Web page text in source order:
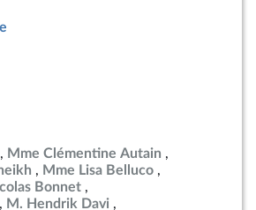
Mme Clémentine Autain
Mme Lisa Belluco
Bonnet
M. Hendrik Davi